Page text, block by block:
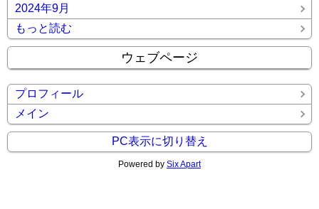
2024年9月
もっと読む
ウェブページ
プロフィール
メイン
PC表示に切り替え
Powered by Six Apart